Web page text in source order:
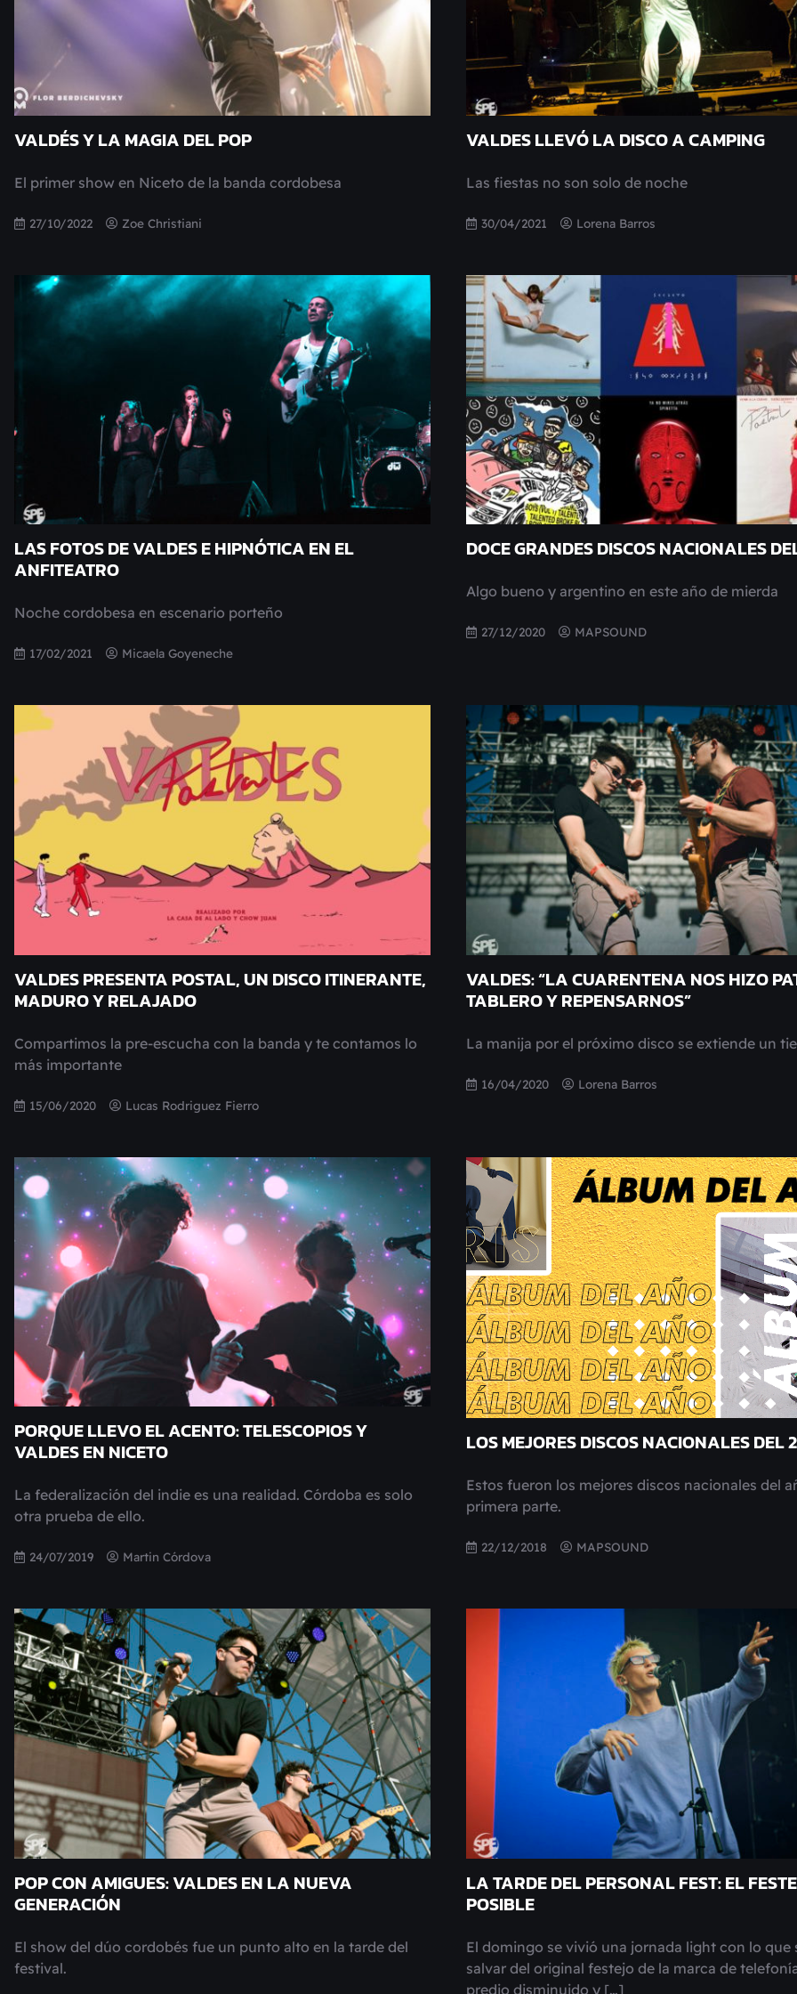
VALDÉS Y LA MAGIA DEL POP
El primer show en Niceto de la banda cordobesa
27/10/2022 Zoe Christiani
VALDES LLEVÓ LA DISCO A CAMPING
Las fiestas no son solo de noche
30/04/2021 Lorena Barros
LAS FOTOS DE VALDES E HIPNÓTICA EN EL
ANFITEATRO
Noche cordobesa en escenario porteño
17/02/2021 Micaela Goyeneche
DOCE GRANDES DISCOS NACIONALES
Algo bueno y argentino en este año de mierda
27/12/2020 MAPSOUND
VALDES PRESENTA POSTAL, UN DISCO ITINERANTE,
MADURO Y RELAJADO
Compartimos la pre-escucha con la banda y te contamos lo
más importante
15/06/2020 Lucas Rodriguez Fierro
VALDES: “LA CUARENTENA NOS HIZO
TABLERO Y REPENSARNOS”
La manija por el próximo disco se extiende un
16/04/2020 Lorena Barros
PORQUE LLEVO EL ACENTO: TELESCOPIOS Y
VALDES EN NICETO
La federalización del indie es una realidad. Córdoba es solo
otra prueba de ello.
24/07/2019 Martin Córdova
LOS MEJORES DISCOS NACIONALES DEL
Estos fueron los mejores discos nacionales del
primera parte.
22/12/2018 MAPSOUND
POP CON AMIGUES: VALDES EN LA NUEVA
GENERACIÓN
El show del dúo cordobés fue un punto alto en la tarde del
festival.
LA TARDE DEL PERSONAL FEST: EL
POSIBLE
El domingo se vivió una jornada light con lo que
salvar del original festejo de la marca de
predio disminuido y […]